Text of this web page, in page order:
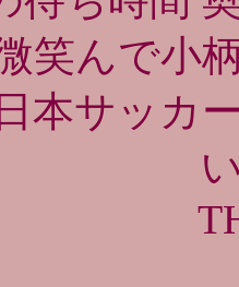
笑んで小
本サッカ